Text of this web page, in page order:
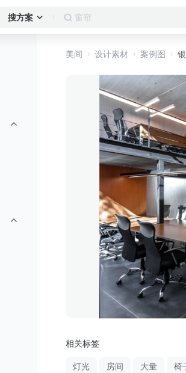
搜方案 作品集
美间 设计素材 案例图
相关标签
灯光 房间 大量 椅